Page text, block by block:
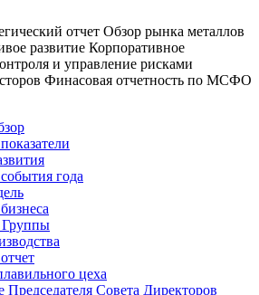
отчет Обзор рынка металлов
развитие Корпоративное
и управление рисками
Финасовая отчетность по МСФО
года
Группы
цеха
Совета Директоров